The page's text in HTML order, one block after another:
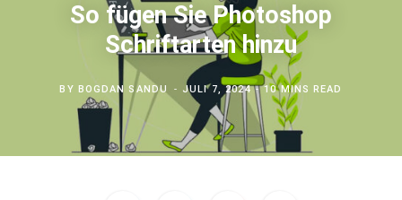
So fügen Sie Photoshop
Schriftarten hinzu
BY BOGDAN SANDU JULI 7, 2024 10 MINS READ